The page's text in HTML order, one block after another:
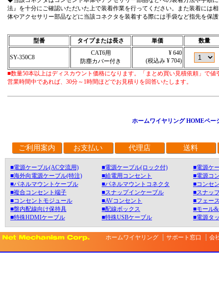
法』を十分にご確認いただいた上で装着作業を行ってください。また装着には
体やアクセサリー部品などに当該コネクタを装着する際には手袋など指先を保
型番 タイプまたは長さ 単価 数量
SY-350C8
CAT6用
防塵カバー付き
¥ 640
(税込み ¥ 704)
■数量50本以上はディスカウント価格になります。「まとめ買い見積依頼」で値
営業時間中であれば、30分～1時間ほどでお見積りを回答いたします。
ホームワイヤリング HOMEペー
ご利用案内 お支払い 代理店 送料
■電源ケーブル(AC交流用) ■電源ケーブル(ロック付)
■電源ケ
■海外向電源ケーブル(特注)
■給電用コンセント
■電源コ
■パネルマウントケーブル
■パネルマウントコネクタ
■コンセ
■複合コンセント端子
■スナップインケーブル
■スナッ
■コンセントモジュール
■AVコンセント
■フェー
■盤内配線向け保持具
■配線ボックス
■モール
■特殊HDMIケーブル
■特殊USBケーブル ■電源タ
ホームワイヤリング サポート窓口 会